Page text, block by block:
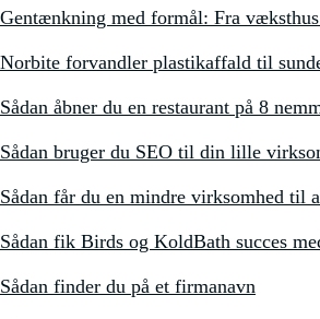
Gentænkning med formål: Fra
Norbite forvandler plastikaffald til
Sådan åbner du en restaurant på 8
Sådan bruger du SEO til din lille
Sådan får du en mindre virksomhed til
Sådan fik Birds og KoldBath succes
Sådan finder du på et firmanavn